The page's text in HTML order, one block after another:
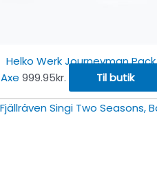
Helko Werk Journeyman Pack
Axe 999.95kr. Til butik